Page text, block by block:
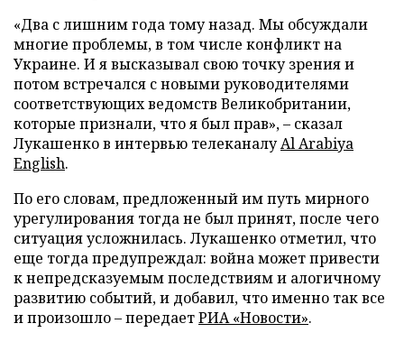
«Два с лишним года тому назад. Мы обсуждали
многие проблемы, в том числе конфликт на
Украине. И я высказывал свою точку зрения и
потом встречался с новыми руководителями
соответствующих ведомств Великобритании,
которые признали, что я был прав», – сказал
Лукашенко в интервью телеканалуAl Arabiya
English.
По его словам, предложенный им путь мирного
урегулирования тогда не был принят, после чего
ситуация усложнилась. Лукашенко отметил, что
еще тогда предупреждал: война может привести
к непредсказуемым последствиям и алогичному
развитию событий, и добавил, что именно так все
и произошло – передаетРИА «Новости».